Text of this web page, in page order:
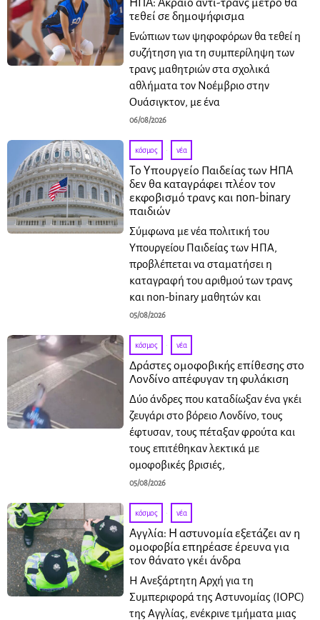
ΗΠΑ: Ακραίο αντί-τρανς μέτρο θα
τεθεί σε δημοψήφισμα
Ενώπιων των ψηφοφόρων θα τεθεί η
συζήτηση για τη συμπερίληψη των
τρανς μαθητριών στα σχολικά
αθλήματα τον Νοέμβριο στην
Ουάσιγκτον, με ένα
06/08/2026
κόσμος · νέα
Το Υπουργείο Παιδείας των ΗΠΑ
δεν θα καταγράφει πλέον τον
εκφοβισμό τρανς και non-binary
παιδιών
Σύμφωνα με νέα πολιτική του
Υπουργείου Παιδείας των ΗΠΑ,
προβλέπεται να σταματήσει η
καταγραφή του αριθμού των τρανς
και non-binary μαθητών και
05/08/2026
κόσμος · νέα
Δράστες ομοφοβικής επίθεσης στο
Λονδίνο απέφυγαν τη φυλάκιση
Δύο άνδρες που καταδίωξαν ένα γκέι
ζευγάρι στο βόρειο Λονδίνο, τους
έφτυσαν, τους πέταξαν φρούτα και
τους επιτέθηκαν λεκτικά με
ομοφοβικές βρισιές,
05/08/2026
κόσμος · νέα
Αγγλία: Η αστυνομία εξετάζει αν η
ομοφοβία επηρέασε έρευνα για
τον θάνατο γκέι άνδρα
Η Ανεξάρτητη Αρχή για τη
Συμπεριφορά της Αστυνομίας (IOPC)
της Αγγλίας, ενέκρινε τμήματα μιας